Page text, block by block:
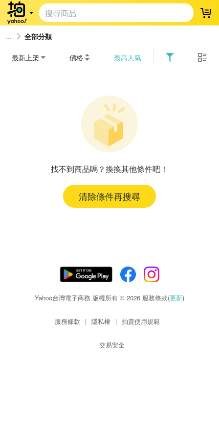
登
全部分類
最新上架 價格 最高人氣
找不到商品嗎？換換其他條件吧！
清除條件再搜尋
Yahoo台灣電子商務 版權所有 © 2026 服務條款(更新)
服務條款 | 隱私權 | 拍賣使用規範
交易安全